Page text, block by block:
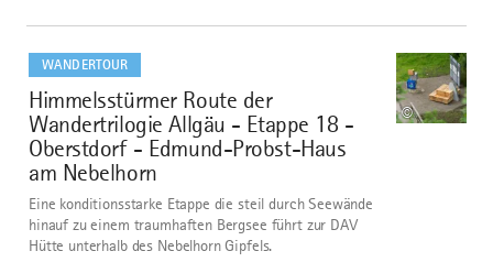
WANDERTOUR
9
Himmelsstürmer Route der
Wandertrilogie Allgäu - Etappe 18 -
Oberstdorf - Edmund-Probst-Haus
am Nebelhorn
©
Eine konditionsstarke Etappe die steil durch Seewände
hinauf zu einem traumhaften Bergsee führt zur DAV
Hütte unterhalb des Nebelhorn Gipfels.
dazu